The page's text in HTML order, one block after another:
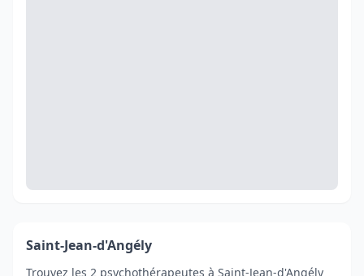
Saint-Jean-d'Angély
Trouvez les 2 psychothérapeutes à Saint-Jean-d'Angély